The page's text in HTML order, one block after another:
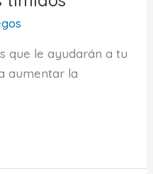
que le ayudarán a tu
aumentar la